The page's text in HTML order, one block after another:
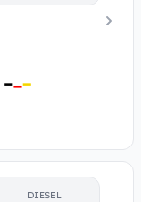
DIESEL